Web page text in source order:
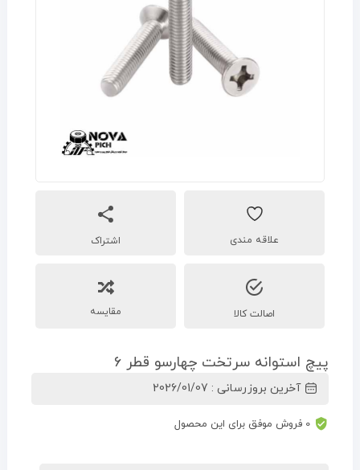
اشتراک
اصالت کالا مقایسه
پیچ استوانه سرتخت چهارسو قطر 6
آخرین بروزرسانی : 2026/01/07
0 فروش موفق برای این محصول